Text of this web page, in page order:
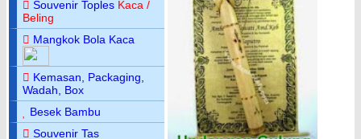
Souvenir Toples Kaca /
Beling
Mangkok Bola Kaca
Kemasan, Packaging,
Wadah, Box
Besek Bambu
Souvenir Tas